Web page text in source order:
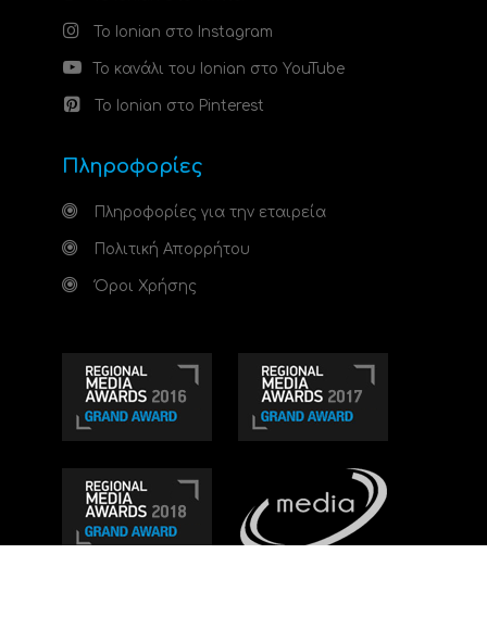
Το Ionian στο Instagram
Το κανάλι του Ionian στο YouTube
Το Ionian στο Pinterest
Πληροφορίες
Πληροφορίες για την εταιρεία
Πολιτική Απορρήτου
Όροι Χρήσης